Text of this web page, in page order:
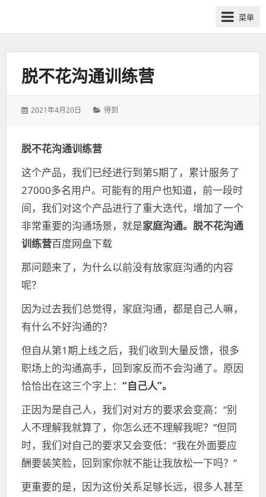
筹
群-
菜单
脱不花沟通训练营
发
2021年4月20日
分
得到
脱不花沟通训练营
这个产品，我们已经进行到第5期了，累计服务了
27000多名用户。可能有的用户也知道，前一段时
间，我们对这个产品进行了重大迭代，增加了一个
非常重要的沟通场景，就是家庭沟通。脱不花沟通
训练营百度网盘下载
那问题来了，为什么以前没有放家庭沟通的内容
呢？
因为过去我们总觉得，家庭沟通，都是自己人嘛，
有什么不好沟通的？
但自从第1期上线之后，我们收到大量反馈，很多
职场上的沟通高手，回到家反而不会沟通了。原因
恰恰出在这三个字上： “自己人”。
正因为是自己人，我们对对方的要求会变高：“别
人不理解我就算了，你怎么还不理解我呢？”但同
时，我们对自己的要求又会变低：“我在外面要应
酬要装笑脸，回到家你就不能让我放松一下吗？”
更重要的是，因为这份关系足够长远，很多人甚至